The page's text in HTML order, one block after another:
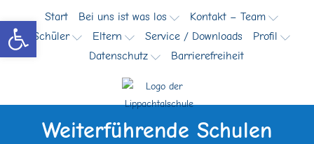
Werkzeugleiste öffnen
Inhalt
springen
Start Bei uns ist was los
Kontakt – Team
Schüler
Eltern Service / Downloads
Profil
Datenschutz
Barrierefreiheit
Weiterführende Schulen